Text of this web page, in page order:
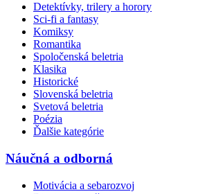
Detektívky, trilery a horory
Sci-fi a fantasy
Komiksy
Romantika
Spoločenská beletria
Klasika
Historické
Slovenská beletria
Svetová beletria
Poézia
Ďalšie kategórie
Náučná a odborná
Motivácia a sebarozvoj